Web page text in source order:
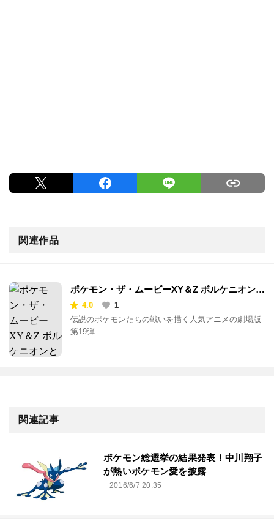
関連作品
ポケモン・ザ・ムービーXY＆Z ボルケニオンと
機巧のマギアナ
4.0
1
伝説のポケモンたちの戦いを描く人気アニメの劇場版
第19弾
関連記事
ポケモン総選挙の結果発表！中川翔子
が熱いポケモン愛を披露
2016/6/7 20:35